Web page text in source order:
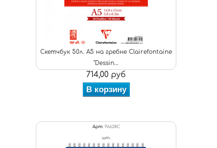
Скетчбук 50л. А5 на гребне Clairefontaine
"Dessin...
714,00 руб
В корзину
Арт: 96628C
шт.